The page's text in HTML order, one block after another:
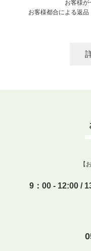
お客様が
お客様都合による返
【
9：00 - 12:00 /